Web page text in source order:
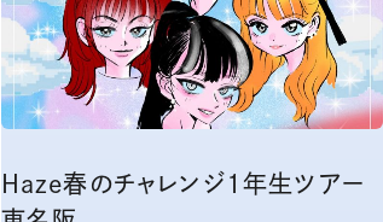
Haze春のチャレンジ1年生ツアー